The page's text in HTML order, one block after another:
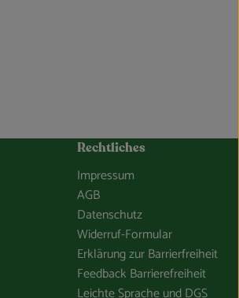
Rechtliches
Impressum
AGB
Datenschutz
Widerruf-Formular
Erklärung zur Barrierfreiheit
Feedback Barrierefreiheit
Leichte Sprache und DGS